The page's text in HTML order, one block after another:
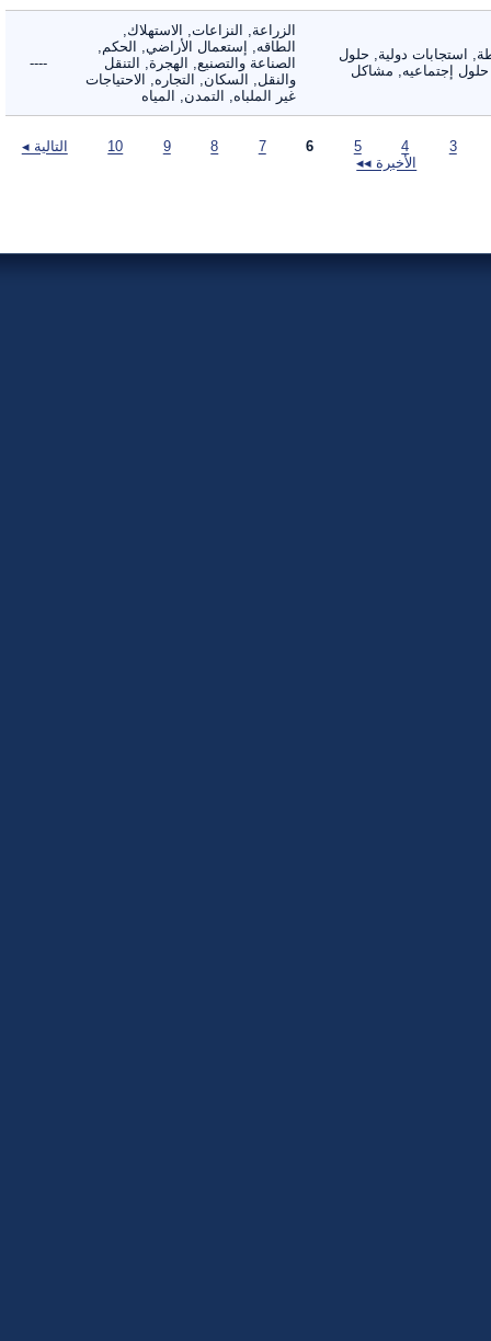
استجابات دولية, حلول
إجتماعيه, مشاكل
الزراعة, النزاعات, الاستهلاك,
الطاقه, إستعمال الأراضي, الحكم,
الصناعة والتصنيع, الهجرة, التنقل
والنقل, السكان, التجاره, الاحتياجات
غير الملباه, التمدن, المياه
----
التالية ◂
الأخيرة ◂◂